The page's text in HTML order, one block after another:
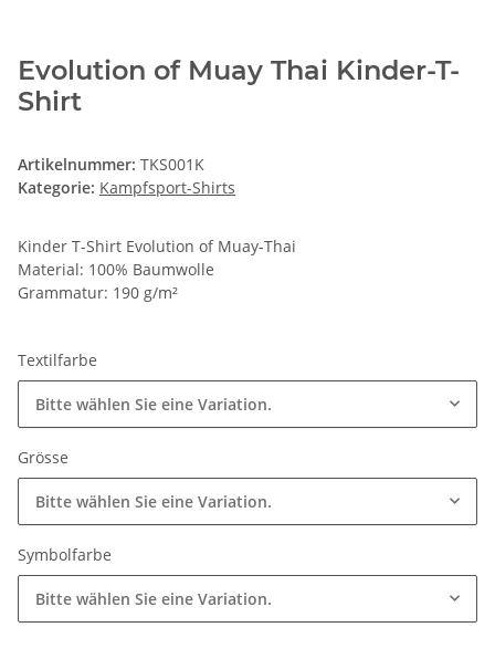
Evolution of Muay Thai Kinder-T-
Shirt
Artikelnummer: TKS001K
Kategorie: Kampfsport-Shirts
Kinder T-Shirt Evolution of Muay-Thai
Material: 100% Baumwolle
Grammatur: 190 g/m²
Textilfarbe
Bitte wählen Sie eine Variation.
Grösse
Bitte wählen Sie eine Variation.
Symbolfarbe
Bitte wählen Sie eine Variation.